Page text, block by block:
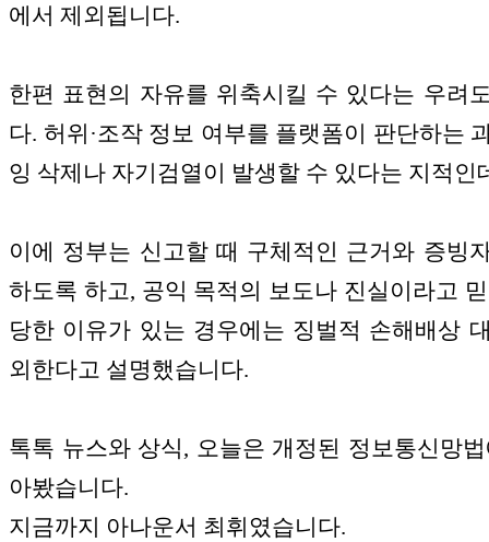
에서 제외됩니다.
한편 표현의 자유를 위축시킬 수 있다는 우려
다. 허위·조작 정보 여부를 플랫폼이 판단하는
잉 삭제나 자기검열이 발생할 수 있다는 지적인
이에 정부는 신고할 때 구체적인 근거와 증빙
하도록 하고, 공익 목적의 보도나 진실이라고
당한 이유가 있는 경우에는 징벌적 손해배상
외한다고 설명했습니다.
톡톡 뉴스와 상식, 오늘은 개정된 정보통신망
아봤습니다.
지금까지 아나운서 최휘였습니다.